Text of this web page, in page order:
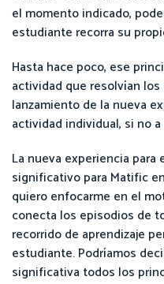
el momento indicado,
estudiante recorra su
Hasta hace poco, ese
actividad que resolvían
lanzamiento de la nueva
actividad individual, si no
La nueva experiencia
significativo para Matific
quiero enfocarme en el
conecta los episodios de
recorrido de aprendizaje
estudiante. Podríamos
significativa todos los